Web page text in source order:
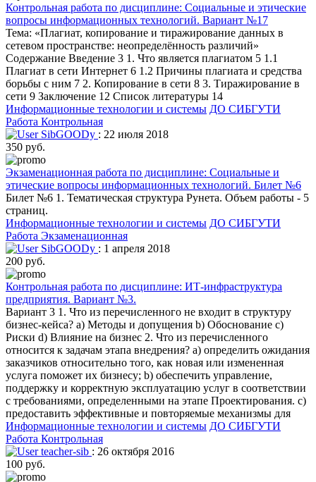
Контрольная работа по дисциплине: Социальные и этические
вопросы информационных технологий. Вариант №17
Тема: «Плагиат, копирование и тиражирование данных в
сетевом пространстве: неопределённость различий»
Содержание Введение 3 1. Что является плагиатом 5 1.1
Плагиат в сети Интернет 6 1.2 Причины плагиата и средства
борьбы с ним 7 2. Копирование в сети 8 3. Тиражирование в
сети 9 Заключение 12 Список литературы 14
Информационные технологии и системы ДО СИБГУТИ
Работа Контрольная
SibGOODy : 22 июля 2018
350 руб.
Экзаменационная работа по дисциплине: Социальные и
этические вопросы информационных технологий. Билет №6
Билет №6 1. Тематическая структура Рунета. Объем работы - 5
страниц.
Информационные технологии и системы ДО СИБГУТИ
Работа Экзаменационная
SibGOODy : 1 апреля 2018
200 руб.
Контрольная работа по дисциплине: ИТ-инфраструктура
предприятия. Вариант №3.
Вариант 3 1. Что из перечисленного не входит в структуру
бизнес-кейса? a) Методы и допущения b) Обоснование c)
Риски d) Влияние на бизнес 2. Что из перечисленного
относится к задачам этапа внедрения? a) определить ожидания
заказчиков относительно того, как новая или измененная
услуга поможет их бизнесу; b) обеспечить управление,
поддержку и корректную эксплуатацию услуг в соответствии
с требованиями, определенными на этапе Проектирования. c)
предоставить эффективные и повторяемые механизмы для
Информационные технологии и системы ДО СИБГУТИ
Работа Контрольная
teacher-sib : 26 октября 2016
100 руб.